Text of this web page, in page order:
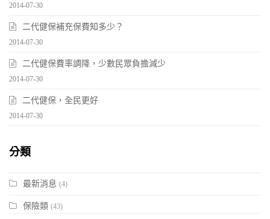
2014-07-30
二代健保補充保費知多少？
2014-07-30
二代健保費率調降，少數民眾負擔減少
2014-07-30
二代健保，全民更好
2014-07-30
分類
最新消息 (4)
保險類 (43)